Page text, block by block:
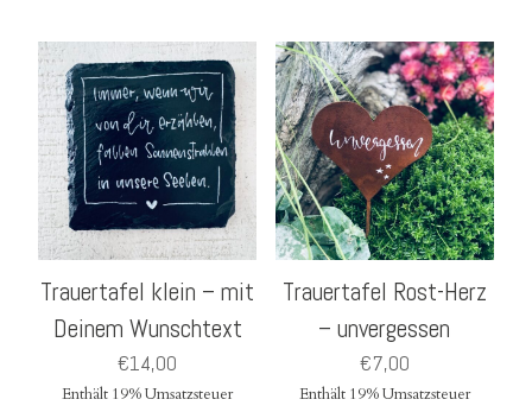
Trauertafel klein – mit
Deinem Wunschtext
€14,00
Enthält 19% Umsatzsteuer
Trauertafel Rost-Herz
– unvergessen
€7,00
Enthält 19% Umsatzsteuer